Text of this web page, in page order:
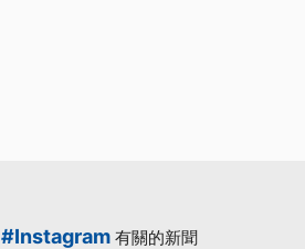
#Instagram 有關的新聞